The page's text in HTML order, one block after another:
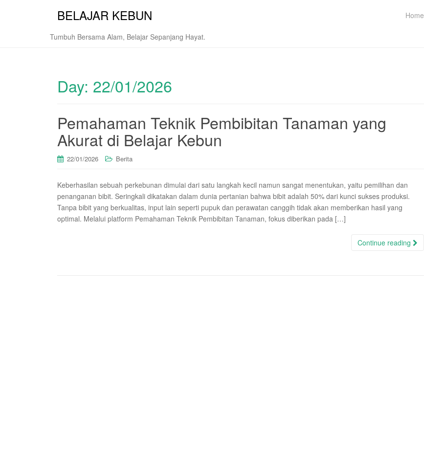
BELAJAR KEBUN
Tumbuh Bersama Alam, Belajar Sepanjang Hayat.
Home
Day: 22/01/2026
Pemahaman Teknik Pembibitan Tanaman yang
Akurat di Belajar Kebun
22/01/2026 Berita
Keberhasilan sebuah perkebunan dimulai dari satu langkah kecil namun sangat menentukan, yaitu pemilihan dan
penanganan bibit. Seringkali dikatakan dalam dunia pertanian bahwa bibit adalah 50% dari kunci sukses produksi.
Tanpa bibit yang berkualitas, input lain seperti pupuk dan perawatan canggih tidak akan memberikan hasil yang
optimal. Melalui platform Pemahaman Teknik Pembibitan Tanaman, fokus diberikan pada […]
Continue reading